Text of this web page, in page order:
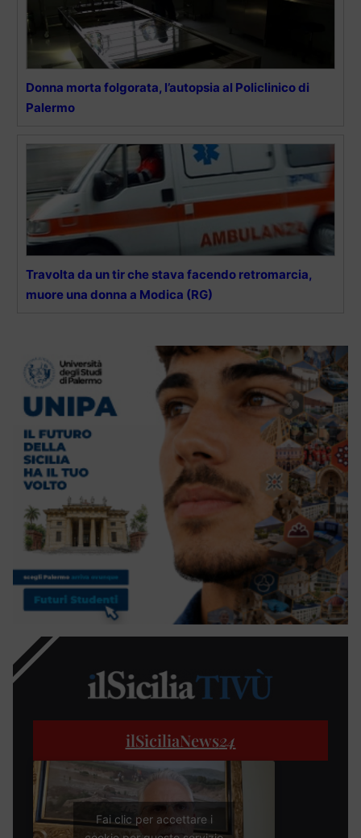
Donna morta folgorata, l’autopsia al Policlinico di
Palermo
Travolta da un tir che stava facendo retromarcia,
muore una donna a Modica (RG)
ilSiciliaNews24
Fai clic per accettare i